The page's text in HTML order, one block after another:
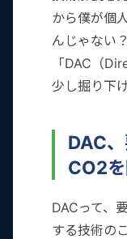
から僕が個
んじゃない
「DAC（
少し掘り下
DAC
CO2
DACって、
する技術の